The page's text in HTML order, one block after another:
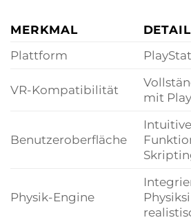
MERKMAL
Plattform
VR-Kompatibilität
mit
Benutzeroberfläche
Physik-Engine